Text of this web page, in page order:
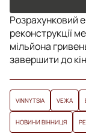
Розрахунковий
реконструкції
мільйона
завершити до
VINNYTSIA VЕЖА
НОВИНИ ВІННИЦЯ